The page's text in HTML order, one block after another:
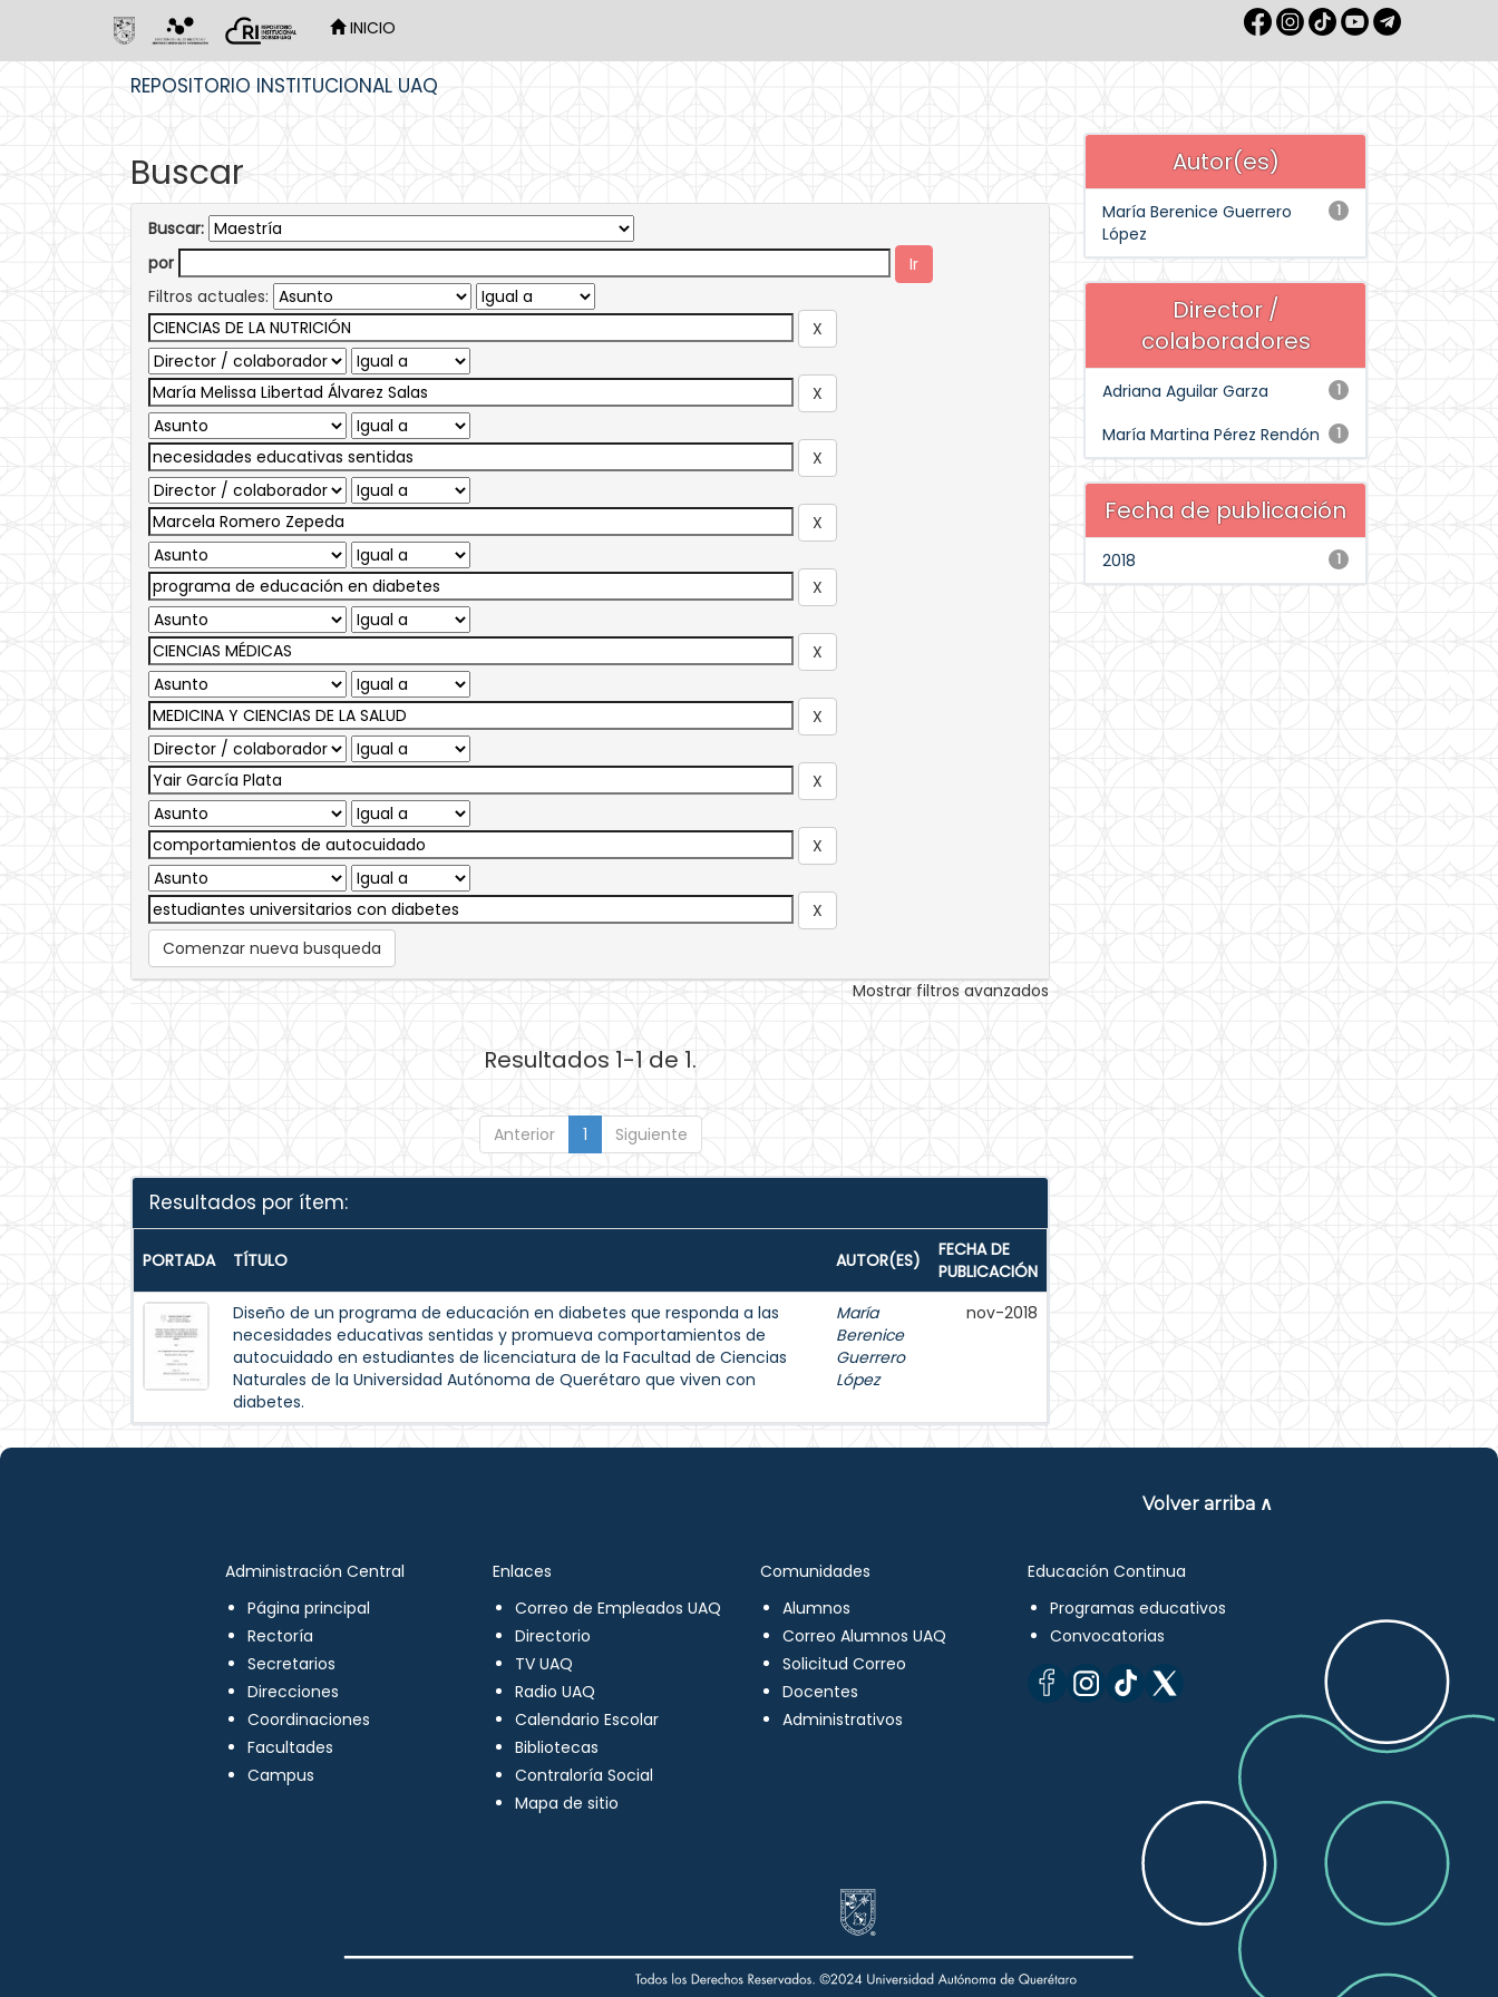
INICIO
REPOSITORIO INSTITUCIONAL UAQ
Buscar
Buscar:
por
Filtros actuales:
Comenzar nueva busqueda
Mostrar filtros avanzados
Resultados 1-1 de 1.
Anterior 1 Siguiente
Resultados por ítem:
PORTADA TÍTULO AUTOR(ES)
FECHA DE
PUBLICACIÓN
Diseño de un programa de educación en diabetes que responda a las
necesidades educativas sentidas y promueva comportamientos de
autocuidado en estudiantes de licenciatura de la Facultad de Ciencias
Naturales de la Universidad Autónoma de Querétaro que viven con
diabetes.
María
Berenice
Guerrero
López
nov-2018
Autor(es)
1
María Berenice Guerrero
López
Director /
colaboradores
1
Adriana Aguilar Garza
1
María Martina Pérez Rendón
Fecha de publicación
1
2018
Volver arriba ∧
Administración Central
Página principal
Rectoría
Secretarios
Direcciones
Coordinaciones
Facultades
Campus
Enlaces
Correo de Empleados UAQ
Directorio
TV UAQ
Radio UAQ
Calendario Escolar
Bibliotecas
Contraloría Social
Mapa de sitio
Comunidades
Alumnos
Correo Alumnos UAQ
Solicitud Correo
Docentes
Administrativos
Educación Continua
Programas educativos
Convocatorias